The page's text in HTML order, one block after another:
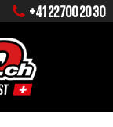
+41 22 700 20 30